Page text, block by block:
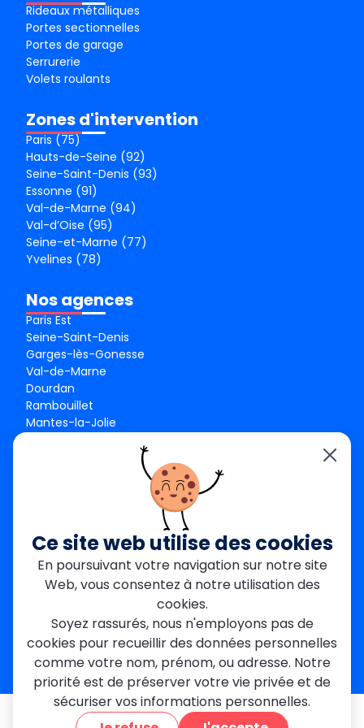
Rideaux métalliques
Portes sectionnelles
Portes de garage
Serrurerie
Volets roulants
Zones d'intervention
Paris (75)
Hauts-de-Seine (92)
Seine-Saint-Denis (93)
Essonne (91)
Val-de-Marne (94)
Val-d’Oise (95)
Seine-et-Marne (77)
Yvelines (78)
Nos agences
Paris Est
Seine-Saint-Denis
Garges-lès-Gonesse
Val-de-Marne
Dourdan
Rambouillet
Mantes-la-Jolie
contact@metallerie-grand-paris.com
46 bis Av. du Maine, 75015 Paris
Mentions légales
Politique De Confidentialité
Cookies
CGV
Engagements Clients
À propos
Blog Plan du site Avis FAQ
© 2026 MGParis — Tous droits réservés
Ce site web utilise des cookies
En poursuivant votre navigation sur notre site
Web, vous consentez à notre utilisation des
cookies.
Soyez rassurés, nous n'employons pas de
cookies pour recueillir des données personnelles
comme votre nom, prénom, ou adresse. Notre
priorité est de préserver votre vie privée et de
sécuriser vos informations personnelles.